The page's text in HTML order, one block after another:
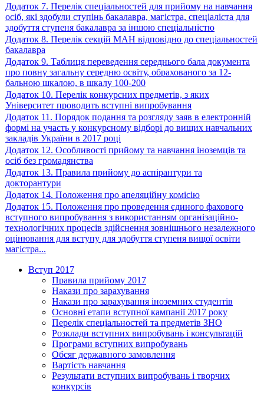
Додаток 7. Перелік спеціальностей для прийому на навчання
осіб, які здобули ступінь бакалавра, магістра, спеціаліста для
здобуття ступеня бакалавра за іншою спеціальністю
Додаток 8. Перелік секцій МАН відповідно до спеціальностей
бакалавра
Додаток 9. Таблиця переведення середнього бала документа
про повну загальну середню освіту, обрахованого за 12-
бальною шкалою, в шкалу 100‑200
Додаток 10. Перелік конкурсних предметів, з яких
Університет проводить вступні випробування
Додаток 11. Порядок подання та розгляду заяв в електронній
формі на участь у конкурсному відборі до вищих навчальних
закладів України в 2017 році
Додаток 12. Особливості прийому та навчання іноземців та
осіб без громадянства
Додаток 13. Правила прийому до аспірантури та
докторантури
Додаток 14. Положення про апеляційну комісію
Додаток 15. Положення про проведення єдиного фахового
вступного випробування з використанням організаційно-
технологічних процесів здійснення зовнішнього незалежного
оцінювання для вступу для здобуття ступеня вищої освіти
магістра...
Вступ 2017
Правила прийому 2017
Накази про зарахування
Накази про зарахування іноземних студентів
Основні етапи вступної кампанії 2017 року
Перелік спеціальностей та предметів ЗНО
Розклади вступних випробувань і консультацій
Програми вступних випробувань
Обсяг державного замовлення
Вартість навчання
Результати вступних випробувань і творчих
конкурсів